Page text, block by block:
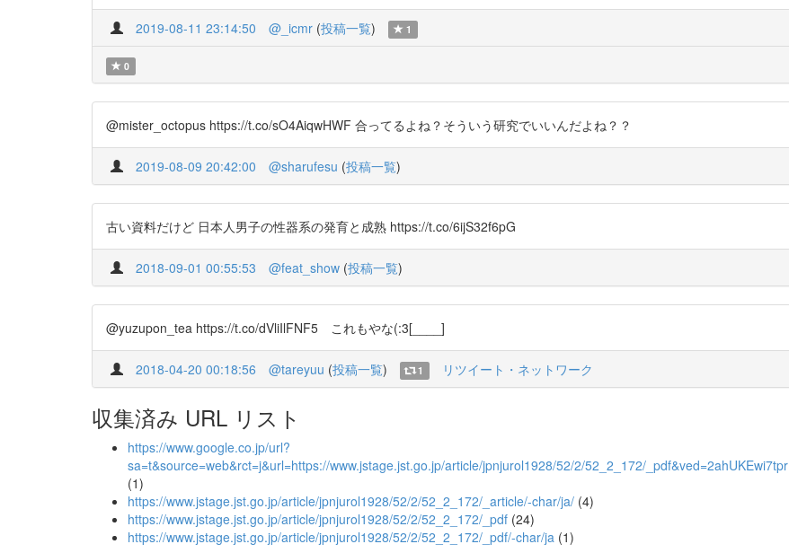
2019-08-11 23:14:50 @_icmr (投稿一覧) 1
0
@mister_octopus https://t.co/sO4AiqwHWF 合ってるよね？そういう研究でいいんだよね？？
2019-08-09 20:42:00 @sharufesu (投稿一覧)
古い資料だけど 日本人男子の性器系の発育と成熟 https://t.co/6ijS32f6pG
2018-09-01 00:55:53 @feat_show (投稿一覧)
@yuzupon_tea https://t.co/dVliIlFNF5 これもやな(:3[____]
2018-04-20 00:18:56 @tareyuu (投稿一覧) 1 リツイート・ネットワーク
収集済み URL リスト
https://www.google.co.jp/url?
sa=t&source=web&rct=j&url=https://www.jstage.jst.go.jp/article/jpnjurol1928/52/2/52_2_172/
(1)
https://www.jstage.jst.go.jp/article/jpnjurol1928/52/2/52_2_172/_article/-char/ja/ (4)
https://www.jstage.jst.go.jp/article/jpnjurol1928/52/2/52_2_172/_pdf (24)
https://www.jstage.jst.go.jp/article/jpnjurol1928/52/2/52_2_172/_pdf/-char/ja (1)